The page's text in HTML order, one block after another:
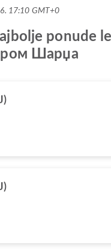
17:10 GMT+0
ponude
Шарџа